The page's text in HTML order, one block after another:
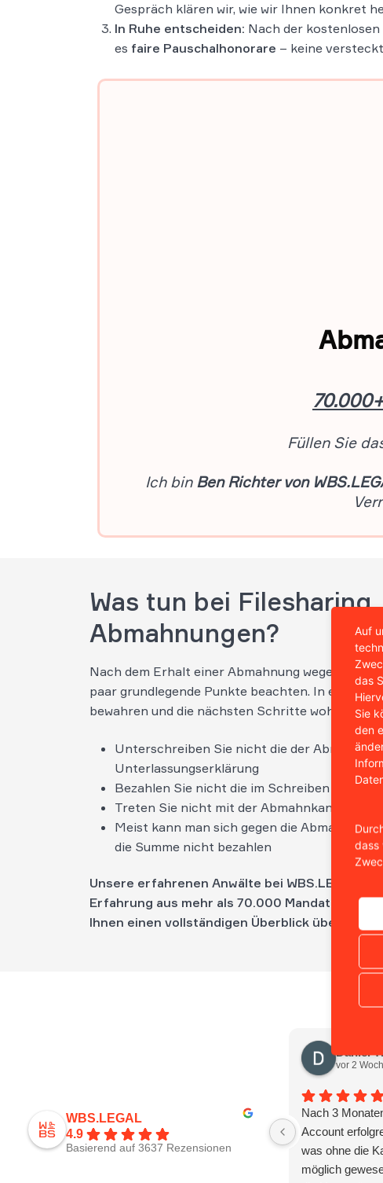
Gespräch klären wir, wie wir Ihnen konkret
In Ruhe entscheiden: Nach der
es faire Pauschalhonorare – keine
Was tun bei Filesharing
Abmahnungen?
Nach dem Erhalt einer Abmahnung wegen
paar grundlegende Punkte beachten. In erster
bewahren und die nächsten Schritte wohl
Unterschreiben Sie nicht die der
Unterlassungserklärung
Bezahlen Sie nicht die im Schreiben
Treten Sie nicht mit der Abmahnkanzlei in
Meist kann man sich gegen die Abmahnung
die Summe nicht bezahlen
Unsere erfahrenen Anwälte bei WBS.LEGAL
Erfahrung aus mehr als 70.000 Mandaten
Ihnen einen vollständigen Überblick über die
WBS.LEGAL
4.9
Basierend auf 3637 Rezensionen
Daniel
vor 2
Nach 3
Account
was ohne die
möglich
Auf
das
Sie
den
dass